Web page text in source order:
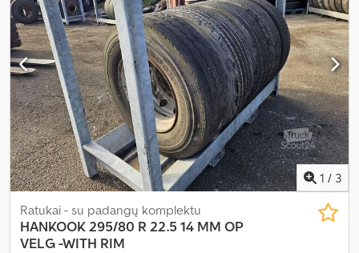
1 / 3
Ratukai - su padangų komplektu
HANKOOK295/80 R 22.5 14 MM OP
VELG -WITH RIM